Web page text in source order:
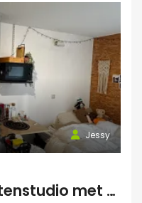
Jessy
Gemeubelde studentenstudio met privéparking op toplocatie nabij UZ Gent en UGent